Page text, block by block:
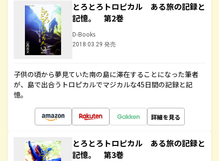
とろとろトロピカル ある旅の記録と
記憶。 第2巻
D-Books
2018.03.29 発売
子供の頃から夢見ていた南の島に滞在することになった筆者
が、島で出合うトロピカルでマジカルな45日間の記録と記
憶。
詳細を見る
とろとろトロピカル ある旅の記録と
記憶。 第3巻